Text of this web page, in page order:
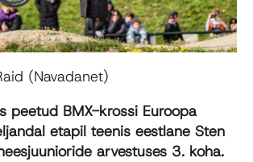
(Navadanet)
peetud BMX-krossi Euroopa
etapil teenis eestlane Sten
arvestuses 3. koha.